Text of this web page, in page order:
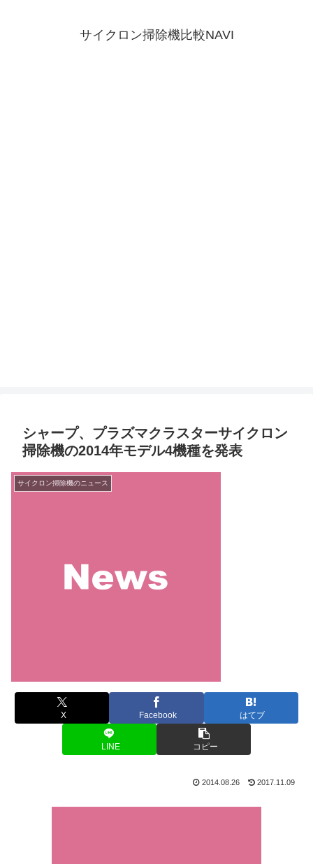
サイクロン掃除機比較NAVI
シャープ、プラズマクラスターサイクロン
掃除機の2014年モデル4機種を発表
サイクロン掃除機のニュース
X Facebook はてブ
LINE コピー
2014.08.26 2017.11.09